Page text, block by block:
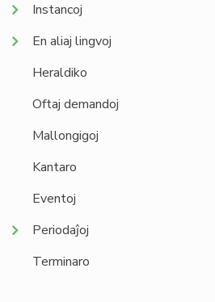
Instancoj
En aliaj lingvoj
Heraldiko
Oftaj demandoj
Mallongigoj
Kantaro
Eventoj
Periodaĵoj
Terminaro